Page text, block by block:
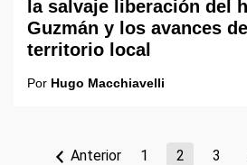
la salvaje liberación del
Guzmán y los avances
territorio local
Por Hugo Macchiavelli
Anterior 1 2 3